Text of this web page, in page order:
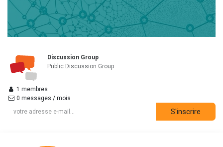
Discussion Group
Public Discussion Group
1 membres
0 messages / mois
S'inscrire